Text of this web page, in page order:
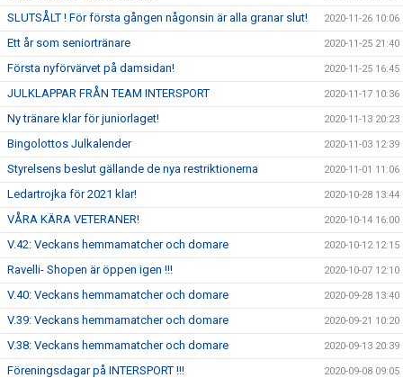
SLUTSÅLT ! För första gången någonsin är alla granar slut! 2020-11-26 10:06
Ett år som seniortränare 2020-11-25 21:40
Första nyförvärvet på damsidan! 2020-11-25 16:45
JULKLAPPAR FRÅN TEAM INTERSPORT 2020-11-17 10:36
Ny tränare klar för juniorlaget! 2020-11-13 20:23
Bingolottos Julkalender 2020-11-03 12:39
Styrelsens beslut gällande de nya restriktionerna 2020-11-01 11:06
Ledartrojka för 2021 klar! 2020-10-28 13:44
VÅRA KÄRA VETERANER! 2020-10-14 16:00
V.42: Veckans hemmamatcher och domare 2020-10-12 12:15
Ravelli- Shopen är öppen igen !!! 2020-10-07 12:10
V.40: Veckans hemmamatcher och domare 2020-09-28 13:40
V.39: Veckans hemmamatcher och domare 2020-09-21 10:20
V.38: Veckans hemmamatcher och domare 2020-09-13 20:39
Föreningsdagar på INTERSPORT !!! 2020-09-08 09:05